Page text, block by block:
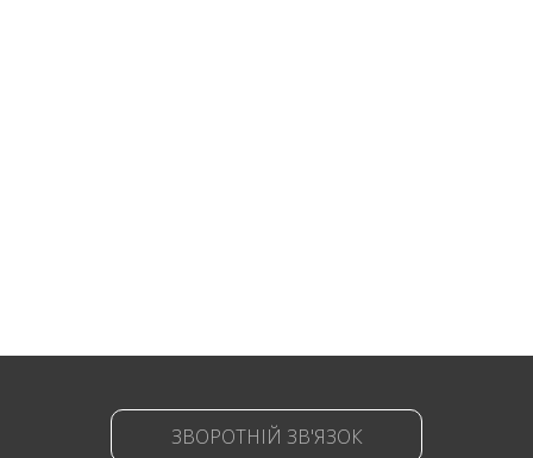
ЗВОРОТНІЙ ЗВ'ЯЗОК